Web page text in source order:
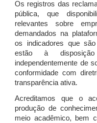
Os registros das
pública, que
relevantes sobre
demandados na
os indicadores que
estão à
independentemente de
conformidade com
transparência ativa.
Acreditamos que o
produção de
meio acadêmico, bem